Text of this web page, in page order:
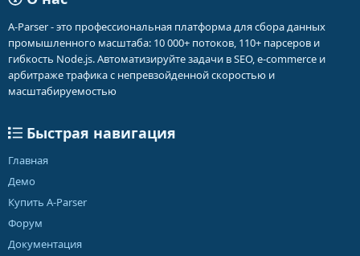
A-Parser - это профессиональная платформа для сбора данных
промышленного масштаба: 10 000+ потоков, 110+ парсеров и
гибкость Node.js. Автоматизируйте задачи в SEO, e-commerce и
арбитраже трафика с непревзойденной скоростью и
масштабируемостью
Быстрая навигация
Главная
Демо
Купить A-Parser
Форум
Документация